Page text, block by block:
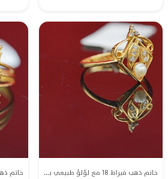
خاتم ذهب قيراط 18 مع لؤلؤ طبيعي بحريني وا الماس